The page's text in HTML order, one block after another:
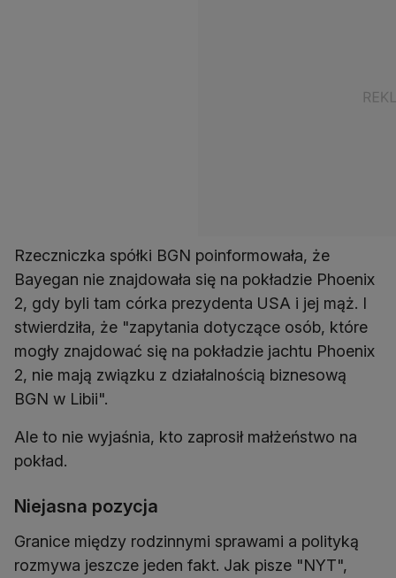
Rzeczniczka spółki BGN poinformowała, że ​​
Bayegan nie znajdowała się na pokładzie Phoenix
2, gdy byli tam córka prezydenta USA i jej mąż. I
stwierdziła, że "zapytania dotyczące osób, które
mogły znajdować się na pokładzie jachtu Phoenix
2, nie mają związku z działalnością biznesową
BGN w Libii".
Ale to nie wyjaśnia, kto zaprosił małżeństwo na
pokład.
Niejasna pozycja
Granice między rodzinnymi sprawami a polityką
rozmywa jeszcze jeden fakt. Jak pisze "NYT",